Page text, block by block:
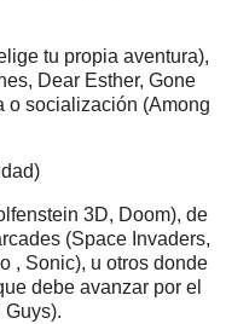
tu propia aventura),
Dear Esther, Gone
o socialización (Among
3D, Doom), de
(Space Invaders,
, Sonic), u otros donde
debe avanzar por el